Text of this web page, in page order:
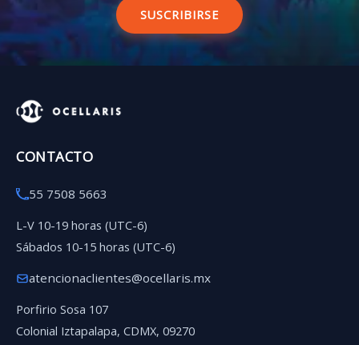
SUSCRIBIRSE
CONTACTO
55 7508 5663
L-V 10-19 horas (UTC-6)
Sábados 10-15 horas (UTC-6)
atencionaclientes@ocellaris.mx
Porfirio Sosa 107
Colonial Iztapalapa, CDMX, 09270